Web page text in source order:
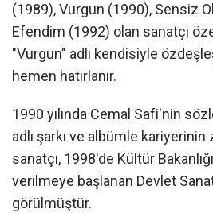
(1989), Vurgun (1990), Sensiz
Efendim (1992) olan sanatçı
"Vurgun" adlı kendisiyle
hemen hatırlanır.
1990 yılında Cemal Safi'nin
adlı şarkı ve albümle kariyerinin
sanatçı, 1998'de Kültür
verilmeye başlanan Devlet
görülmüştür.